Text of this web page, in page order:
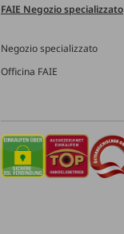
FAIE Negozio specializzato
Negozio specializzato
Officina FAIE